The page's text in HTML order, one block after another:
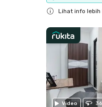
Lihat info lebih
Video